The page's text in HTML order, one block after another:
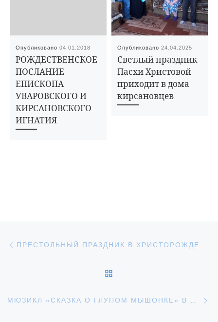
Опубликовано04.01.2018
РОЖДЕСТВЕНСКОЕ
ПОСЛАНИЕ
ЕПИСКОПА
УВАРОВСКОГО И
КИРСАНОВСКОГО
ИГНАТИЯ
Опубликовано24.04.2025
Светлый праздник
Пасхи Христовой
приходит в дома
кирсановцев
Навигация по записям